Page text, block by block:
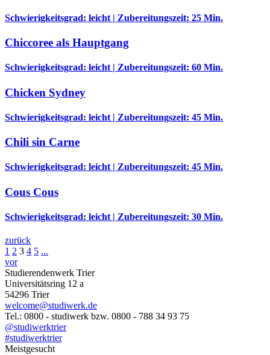
Schwierigkeitsgrad: leicht | Zubereitungszeit: 25 Min.
Chiccoree als Hauptgang
Schwierigkeitsgrad: leicht | Zubereitungszeit: 60 Min.
Chicken Sydney
Schwierigkeitsgrad: leicht | Zubereitungszeit: 45 Min.
Chili sin Carne
Schwierigkeitsgrad: leicht | Zubereitungszeit: 45 Min.
Cous Cous
Schwierigkeitsgrad: leicht | Zubereitungszeit: 30 Min.
zurück
1 2 3 4 5 ...
vor
Studierendenwerk Trier
Universitätsring 12 a
54296 Trier
welcome@studiwerk.de
Tel.: 0800 - studiwerk bzw. 0800 - 788 34 93 75
@studiwerktrier
#studiwerktrier
Meistgesucht